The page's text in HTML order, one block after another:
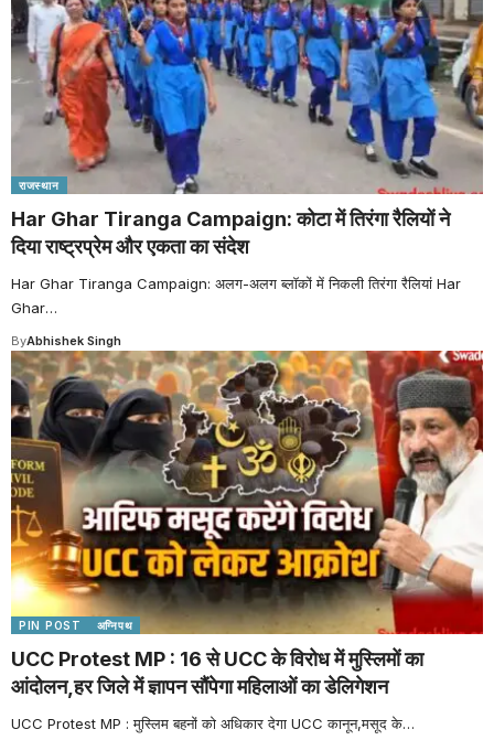
राजस्थान
Har Ghar Tiranga Campaign: कोटा में तिरंगा रैलियों ने
दिया राष्ट्रप्रेम और एकता का संदेश
Har Ghar Tiranga Campaign: अलग-अलग ब्लॉकों में निकली तिरंगा रैलियां Har
Ghar…
ByAbhishek Singh
PIN POST अग्निपथ
UCC Protest MP : 16 से UCC के विरोध में मुस्लिमों का
आंदोलन,हर जिले में ज्ञापन सौंपेगा महिलाओं का डेलिगेशन
UCC Protest MP : मुस्लिम बहनों को अधिकार देगा UCC कानून,मसूद के…